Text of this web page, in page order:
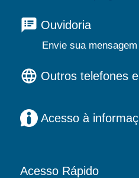
Ouvidoria
Envie sua mensagem
Outros telefones
Acesso à
Acesso Rápido